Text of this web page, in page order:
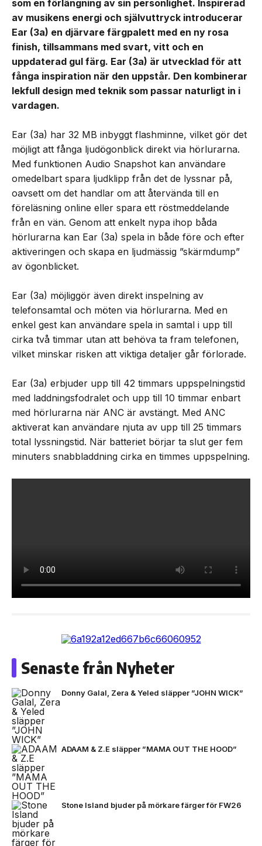
som en förlängning av sin personlighet. Inspirerad
av musikens energi och självuttryck introducerar
Ear (3a) en djärvare färgpalett med en ny rosa
finish, tillsammans med svart, vitt och en
uppdaterad gul färg. Ear (3a) är utvecklad för att
fånga inspiration när den uppstår. Den kombinerar
lekfull design med teknik som passar naturligt in i
vardagen.
Ear (3a) har 32 MB inbyggt flashminne, vilket gör det
möjligt att fånga ljudögonblick direkt via hörlurarna.
Med funktionen Audio Snapshot kan användare
omedelbart spara ljudklipp från det de lyssnar på,
oavsett om det handlar om att återvända till en
föreläsning online eller spara ett röstmeddelande
från en vän. Genom att enkelt nypa ihop båda
hörlurarna kan Ear (3a) spela in både före och efter
aktiveringen och skapa en ljudmässig ”skärmdump”
av ögonblicket.
Ear (3a) möjliggör även direkt inspelning av
telefonsamtal och möten via hörlurarna. Med en
enkel gest kan användare spela in samtal i upp till
cirka två timmar utan att behöva ta fram telefonen,
vilket minskar risken att viktiga detaljer går förlorade.
Ear (3a) erbjuder upp till 42 timmars uppspelningstid
med laddningsfodralet och upp till 10 timmar enbart
med hörlurarna när ANC är avstängt. Med ANC
aktiverat kan användare njuta av upp till 25 timmars
total lyssningstid. När batteriet börjar ta slut ger fem
minuters snabbladdning cirka en timmes uppspelning.
Senaste från Nyheter
Donny Galal, Zera & Yeled släpper ”JOHN WICK”
ADAAM & Z.E släpper ”MAMA OUT THE HOOD”
Stone Island bjuder på mörkare färger för FW26